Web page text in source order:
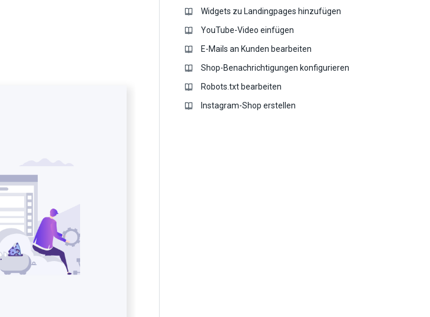
Widgets zu Landingpages hinzufügen
YouTube-Video einfügen
E-Mails an Kunden bearbeiten
Shop-Benachrichtigungen konfigurieren
Robots.txt bearbeiten
Instagram-Shop erstellen